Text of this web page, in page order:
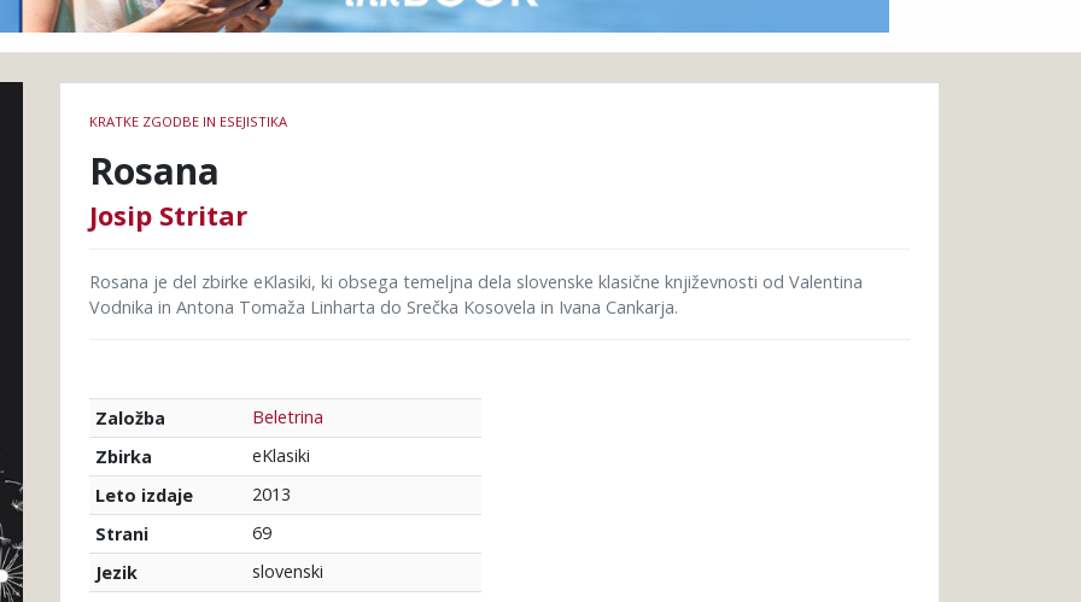
knjige
KRATKE ZGODBE IN ESEJISTIKA
Rosana
Josip Stritar
Rosana je del zbirke eKlasiki, ki obsega temeljna dela slovenske klasične književnosti od Valentina
Vodnika in Antona Tomaža Linharta do Srečka Kosovela in Ivana Cankarja.
Založba
Beletrina
Zbirka
eKlasiki
Leto izdaje
2013
Strani
69
Jezik
slovenski